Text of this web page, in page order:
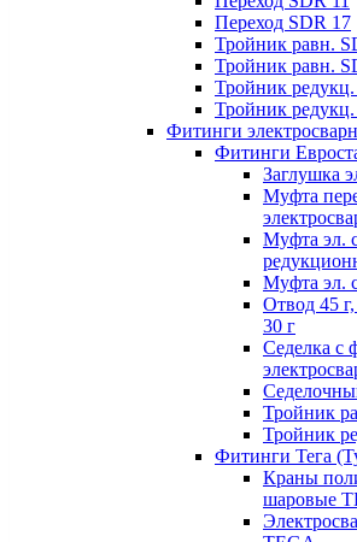
Переход SDR 17
Тройник равн.
Тройник равн.
Тройник редукц.
Тройник
Фитинги
Фитинги
Заглушка
Муфта
Муфта эл.
Муфта эл.
Отвод 45
30 г
Седелка с
Тройник
Тройник
Фитинги Тега
Краны
шаровые